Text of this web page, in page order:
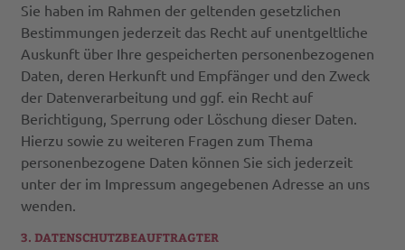
Sie haben im Rahmen der geltenden gesetzlichen
Bestimmungen jederzeit das Recht auf unentgeltliche
Auskunft über Ihre gespeicherten personenbezogenen
Daten, deren Herkunft und Empfänger und den Zweck
der Datenverarbeitung und ggf. ein Recht auf
Berichtigung, Sperrung oder Löschung dieser Daten.
Hierzu sowie zu weiteren Fragen zum Thema
personenbezogene Daten können Sie sich jederzeit
unter der im Impressum angegebenen Adresse an uns
wenden.
3. DATENSCHUTZBEAUFTRAGTER